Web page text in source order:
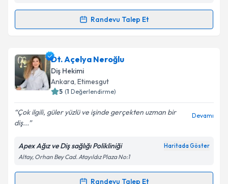
Randevu Talep Et
Randevu Takvimi Talebi
Dt. Özgün Güveniçin randevu takvimi talebi
oluşturun. Size bu uzmandan randevu almanız için bir
takvim hazırlandığında e-posta ile bilgilendireceğiz.
Kişisel verilerimin işlenmesine ilişkin
Aydınlatma
Metni'ni okudum ve kişisel verilerimin belirtilen
kapsamda işlenmesini kabul ediyorum.
Dt. Açelya Neroğlu
Diş Hekimi
Ankara, Etimesgut
5 (1 Değerlendirme)
Çok ilgili, güler yüzlü ve işinde gerçekten uzman bir
diş...
Devamı
Apex Ağız ve Diş sağlığı Polikliniği Haritada Göster
Altay, Orhan Bey Cad. Atayıldız Plaza No:1
Randevu Talep Et